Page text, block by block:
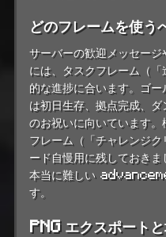
どのフレームを使う
サーバーの歓迎メッセー
には、タスクフレーム（
的な進捗に合います。ゴー
は初日生存、拠点完成、
のお祝いに向いています
フレーム（「チャレンジ
ード自慢用に残しておき
本当に難しい
す。
PNG エクスポート